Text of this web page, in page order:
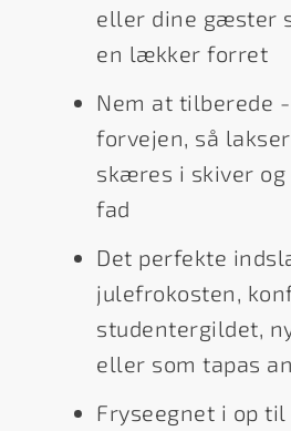
eller dine gæster
en lækker forret
Nem at tilberede
forvejen, så
skæres i skiver
fad
Det perfekte
julefrokosten,
studentergildet,
eller som tapas
Fryseegnet i op